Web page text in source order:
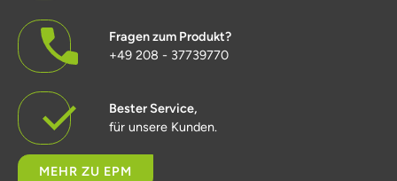
Fragen zum Produkt?
+49 208 - 37739770
Bester Service,
für unsere Kunden.
MEHR ZU EPM